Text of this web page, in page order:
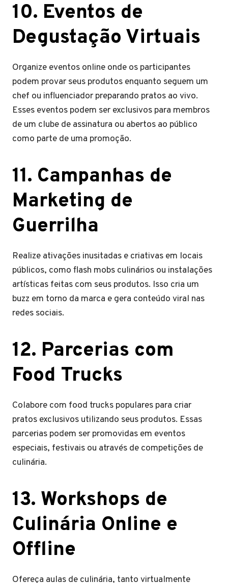
10. Eventos de
Degustação Virtuais
Organize eventos online onde os participantes
podem provar seus produtos enquanto seguem um
chef ou influenciador preparando pratos ao vivo.
Esses eventos podem ser exclusivos para membros
de um clube de assinatura ou abertos ao público
como parte de uma promoção.
11. Campanhas de
Marketing de
Guerrilha
Realize ativações inusitadas e criativas em locais
públicos, como flash mobs culinários ou instalações
artísticas feitas com seus produtos. Isso cria um
buzz em torno da marca e gera conteúdo viral nas
redes sociais.
12. Parcerias com
Food Trucks
Colabore com food trucks populares para criar
pratos exclusivos utilizando seus produtos. Essas
parcerias podem ser promovidas em eventos
especiais, festivais ou através de competições de
culinária.
13. Workshops de
Culinária Online e
Offline
Ofereça aulas de culinária, tanto virtualmente